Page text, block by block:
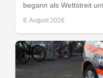
begann als Wettstreit
8. August 2026